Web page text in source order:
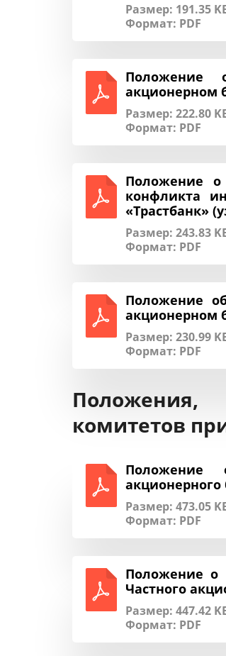
Размер: 191.35
Формат: PDF
Положение
акционерном
Размер: 222.80
Формат: PDF
Положение о
конфликта
«Трастбанк»
Размер: 243.83
Формат: PDF
Положение
акционерном
Размер: 230.99
Формат: PDF
комитетов
Положение
акционерного
Размер: 473.05
Формат: PDF
Положение о
Частного
Размер: 447.42
Формат: PDF